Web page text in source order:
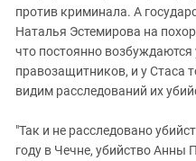
против криминала. А
Наталья Эстемирова на
что постоянно
правозащитников, и у Стаса
видим расследований их
"Так и не расследовано
году в Чечне, убийство Анны